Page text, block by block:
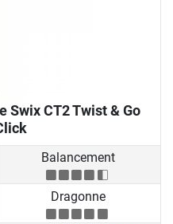
Swix CT2 Twist & Go
Balancement
Dragonne